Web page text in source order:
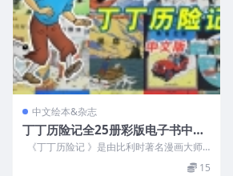
中文绘本&杂志
丁丁历险记全25册彩版电子书中文
版（PDF）
《丁丁历险记 》是由比利时著名漫画大师
埃尔热倾其毕生心血，精心创作的一部系
15